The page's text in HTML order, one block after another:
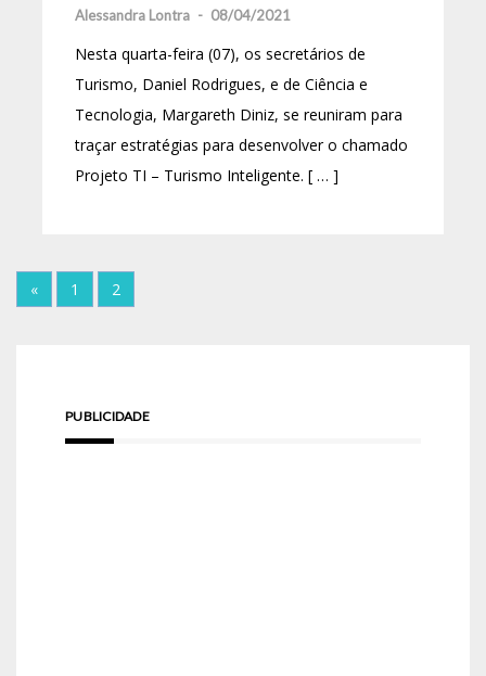
Alessandra Lontra - 08/04/2021
Nesta quarta-feira (07), os secretários de
Turismo, Daniel Rodrigues, e de Ciência e
Tecnologia, Margareth Diniz, se reuniram para
traçar estratégias para desenvolver o chamado
Projeto TI – Turismo Inteligente. [ … ]
« 1 2
PUBLICIDADE